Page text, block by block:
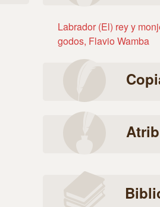
Labrador (El) rey y
godos, Flavio Wamba